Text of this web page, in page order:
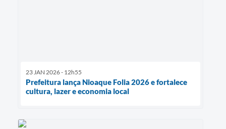
23 JAN 2026 - 12h55
Prefeitura lança Nioaque Folia 2026 e fortalece
cultura, lazer e economia local